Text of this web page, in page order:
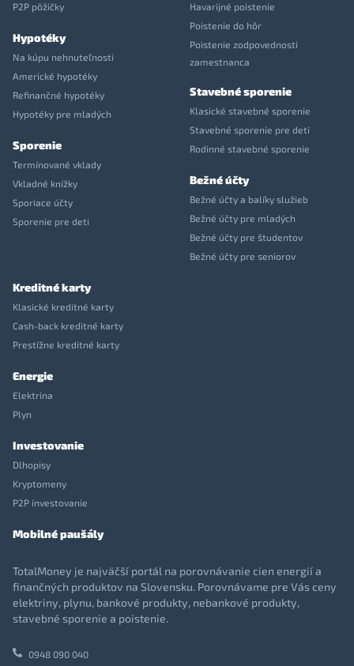
P2P pôžičky
Hypotéky
Na kúpu nehnuteľnosti
Americké hypotéky
Refinančné hypotéky
Hypotéky pre mladých
Sporenie
Termínované vklady
Vkladné knížky
Sporiace účty
Sporenie pre deti
Havarijné poistenie
Poistenie do hôr
Poistenie zodpovednosti
zamestnanca
Stavebné sporenie
Klasické stavebné sporenie
Stavebné sporenie pre deti
Rodinné stavebné sporenie
Bežné účty
Bežné účty a balíky služieb
Bežné účty pre mladých
Bežné účty pre študentov
Bežné účty pre seniorov
Kreditné karty
Klasické kreditné karty
Cash-back kreditné karty
Prestížne kreditné karty
Energie
Elektrina
Plyn
Investovanie
Dlhopisy
Kryptomeny
P2P investovanie
Mobilné paušály
TotalMoney je najväčší portál na porovnávanie cien energií a
finančných produktov na Slovensku. Porovnávame pre Vás ceny
elektriny, plynu, bankové produkty, nebankové produkty,
stavebné sporenie a poistenie.
0948 090 040